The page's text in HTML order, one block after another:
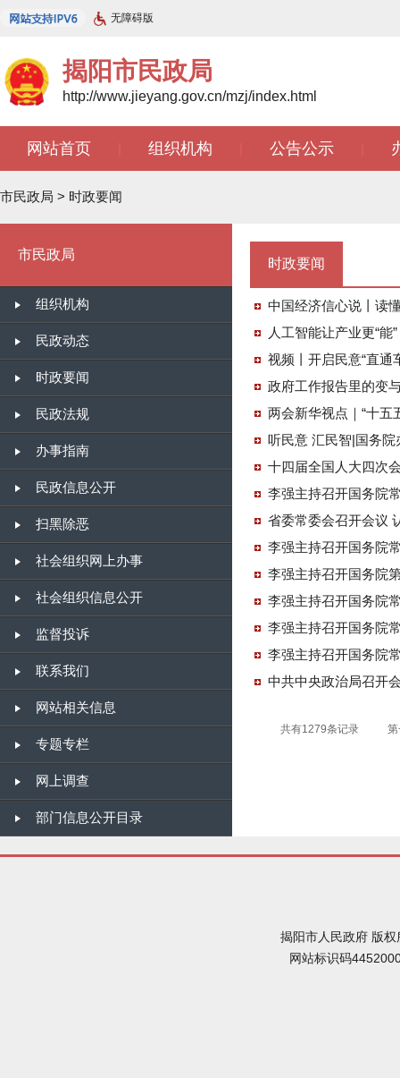
无障碍版
揭阳市民政局
http://www.jieyang.gov.cn/mzj/index.html
网站首页 组织机构 公告公示
市民政局 > 时政要闻
市民政局
组织机构
民政动态
时政要闻
民政法规
办事指南
民政信息公开
扫黑除恶
社会组织网上办事
社会组织信息公开
监督投诉
联系我们
网站相关信息
专题专栏
网上调查
部门信息公开目录
时政要闻
中国经济信心说丨读
人工智能让产业更“能
视频丨开启民意“直通
政府工作报告里的变
两会新华视点｜“十五
十四届全国人大四次
李强主持召开国务院
李强主持召开国务院
李强主持召开国务院
李强主持召开国务院
李强主持召开国务院
中共中央政治局召开
共有1279条记录
揭阳市人民政府 版
网站标识码